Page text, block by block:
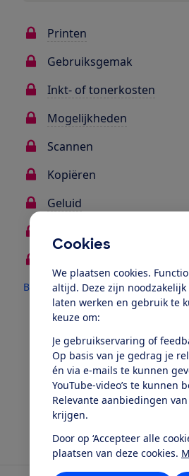
Cookies
We plaatsen cookies.
altijd. Deze zijn
laten werken en gebruik te
keuze om:
Je gebruikservaring of
Op basis van je gedrag je
én via e-mails te kunnen
YouTube-video’s te kunnen
Relevante aanbiedingen
krijgen.
Door op ‘Accepteer alle
plaatsen van deze cookies.
Printen
Gebruiksgemak
Inkt- of tonerkosten
Mogelijkheden
Scannen
Kopiëren
Geluid
Bekijk alles
Ook toegang tot
Word lid